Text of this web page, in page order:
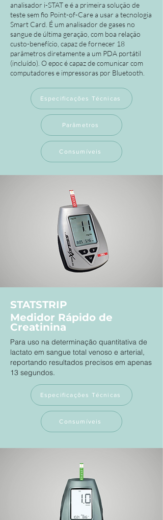
analisador i-STAT e é a primeira solução de
teste sem fio Point-of-Care a usar a tecnologia
Smart Card. É um analisador de gases no
sangue de última geração, com boa relação
custo-benefício, capaz de fornecer 18
parâmetros diretamente a um PDA portátil
(incluído). O epoc é capaz de comunicar com
computadores e impressoras por Bluetooth.
Especificações Técnicas
Parâmetros
Consumíveis
STATSTRIP
Medidor Rápido de
Creatinina
Para uso na determinação quantitativa de
lactato em sangue total venoso e arterial,
reportando resultados precisos em apenas
13 segundos.
Especificações Técnicas
Consumíveis